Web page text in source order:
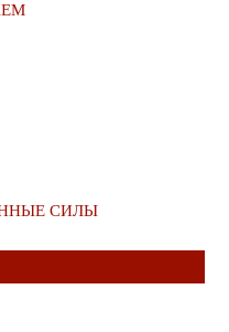
СИЛЫ